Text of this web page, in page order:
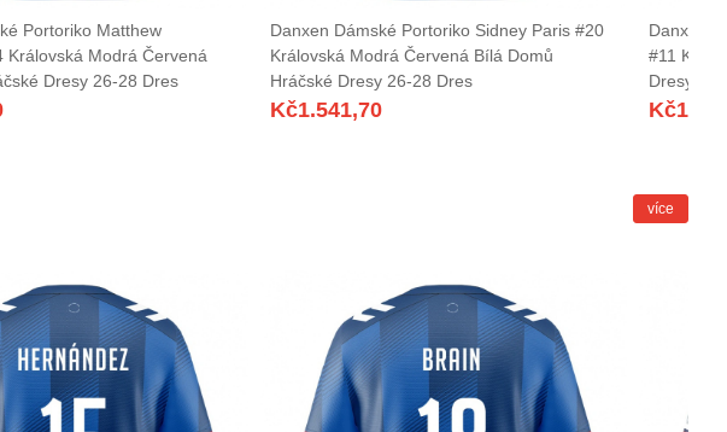
Portoriko Matthew
Královská Modrá Červená
Dresy 26-28 Dres
Danxen Dámské Portoriko Sidney Paris #20
Královská Modrá Červená Bílá Domů
Hráčské Dresy 26-28 Dres
Kč1.541,70
Danxen
#11
Dresy
Kč
více